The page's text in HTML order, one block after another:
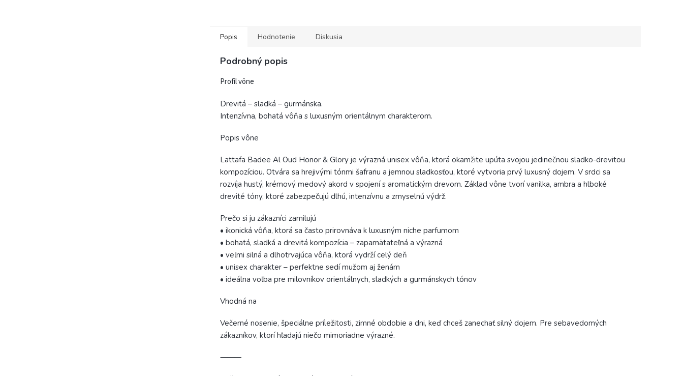
Popis Hodnotenie Diskusia
Podrobný popis
Profil vône
Drevitá – sladká – gurmánska.
Intenzívna, bohatá vôňa s luxusným orientálnym charakterom.
Popis vône
Lattafa Badee Al Oud Honor & Glory je výrazná unisex vôňa, ktorá okamžite upúta svojou jedinečnou sladko-drevitou
kompozíciou. Otvára sa hrejivými tónmi šafranu a jemnou sladkosťou, ktoré vytvoria prvý luxusný dojem. V srdci sa
rozvíja hustý, krémový medový akord v spojení s aromatickým drevom. Základ vône tvorí vanilka, ambra a hlboké
drevité tóny, ktoré zabezpečujú dlhú, intenzívnu a zmyselnú výdrž.
Prečo si ju zákazníci zamilujú
• ikonická vôňa, ktorá sa často prirovnáva k luxusným niche parfumom
• bohatá, sladká a drevitá kompozícia – zapamätateľná a výrazná
• veľmi silná a dlhotrvajúca vôňa, ktorá vydrží celý deň
• unisex charakter – perfektne sedí mužom aj ženám
• ideálna voľba pre milovníkov orientálnych, sladkých a gurmánskych tónov
Vhodná na
Večerné nosenie, špeciálne príležitosti, zimné obdobie a dni, keď chceš zanechať silný dojem. Pre sebavedomých
zákazníkov, ktorí hľadajú niečo mimoriadne výrazné.
⸻